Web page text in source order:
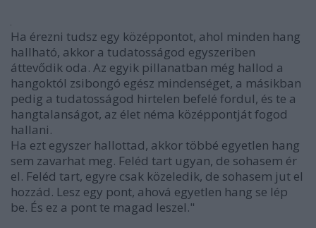
Ha érezni tudsz egy középpontot, ahol minden hang
hallható, akkor a tudatosságod egyszeriben
áttevődik oda. Az egyik pillanatban még hallod a
hangoktól zsibongó egész mindenséget, a másikban
pedig a tudatosságod hirtelen befelé fordul, és te a
hangtalanságot, az élet néma középpontját fogod
hallani.
Ha ezt egyszer hallottad, akkor többé egyetlen hang
sem zavarhat meg. Feléd tart ugyan, de sohasem ér
el. Feléd tart, egyre csak közeledik, de sohasem jut el
hozzád. Lesz egy pont, ahová egyetlen hang se lép
be. És ez a pont te magad leszel."